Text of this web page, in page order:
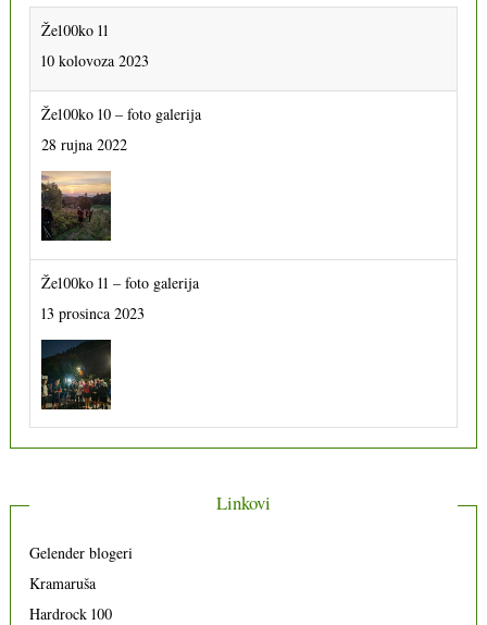
Že100ko 11
10 kolovoza 2023
Že100ko 10 – foto galerija
28 rujna 2022
Že100ko 11 – foto galerija
13 prosinca 2023
Linkovi
Gelender blogeri
Kramaruša
Hardrock 100